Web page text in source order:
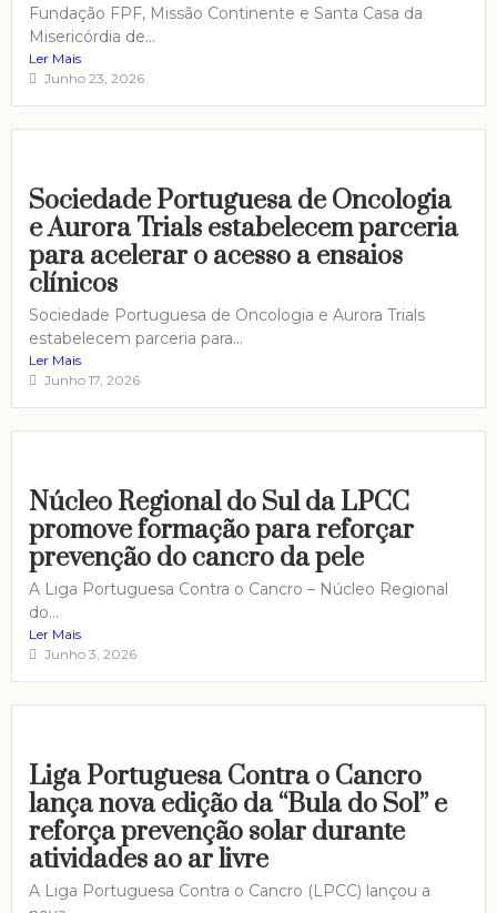
Fundação FPF, Missão Continente e Santa Casa da
Misericórdia de...
Ler Mais
Junho 23, 2026
Sociedade Portuguesa de Oncologia
e Aurora Trials estabelecem parceria
para acelerar o acesso a ensaios
clínicos
Sociedade Portuguesa de Oncologia e Aurora Trials
estabelecem parceria para...
Ler Mais
Junho 17, 2026
Núcleo Regional do Sul da LPCC
promove formação para reforçar
prevenção do cancro da pele
A Liga Portuguesa Contra o Cancro – Núcleo Regional
do...
Ler Mais
Junho 3, 2026
Liga Portuguesa Contra o Cancro
lança nova edição da “Bula do Sol” e
reforça prevenção solar durante
atividades ao ar livre
A Liga Portuguesa Contra o Cancro (LPCC) lançou a